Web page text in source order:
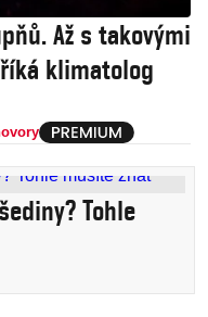
Až s takovými
klimatolog
Tohle